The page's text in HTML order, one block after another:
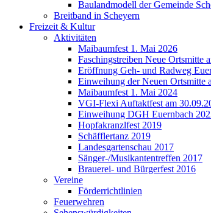
Baulandmodell der Gemeinde
Breitband in Scheyern
Freizeit & Kultur
Aktivitäten
Maibaumfest 1. Mai 2026
Faschingstreiben Neue Ortsmitte
Eröffnung Geh- und Radweg
Einweihung der Neuen Ortsmitte
Maibaumfest 1. Mai 2024
VGI-Flexi Auftaktfest am
Einweihung DGH Euernbach
Hopfakranzlfest 2019
Schäfflertanz 2019
Landesgartenschau 2017
Sänger-/Musikantentreffen 2017
Brauerei- und Bürgerfest 2016
Vereine
Förderrichtlinien
Feuerwehren